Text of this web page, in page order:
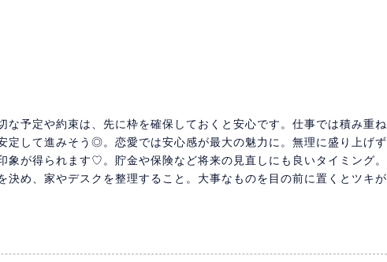
な予定や約束は、先に枠を確保しておくと安心です。仕事では積み重ね
定して進みそう◎。恋愛では安心感が最大の魅力に。無理に盛り上げず
象が得られます♡。貯金や保険など将来の見直しにも良いタイミング。
決め、家やデスクを整理すること。大事なものを目の前に置くとツキが